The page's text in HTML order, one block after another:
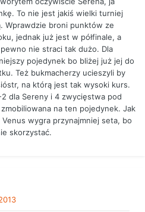
To nie jest jakiś wielki turniej
Wprawdzie broni punktów ze
jednak już jest w półfinale, a
nie straci tak dużo. Dla
pojedynek bo bliżej już jej do
Też bukmacherzy ucieszyli by
na którą jest tak wysoki kurs.
dla Sereny i 4 zwycięstwa pod
na ten pojedynek. Jak
wygra przynajmniej seta, bo
skorzystać.